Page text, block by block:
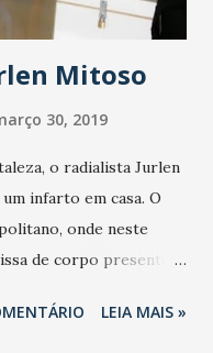
Mitoso
30, 2019
o radialista Jurlen
infarto em casa. O
onde neste
de corpo presente,
Cidade. Tinha projeto
LEIA MAIS »